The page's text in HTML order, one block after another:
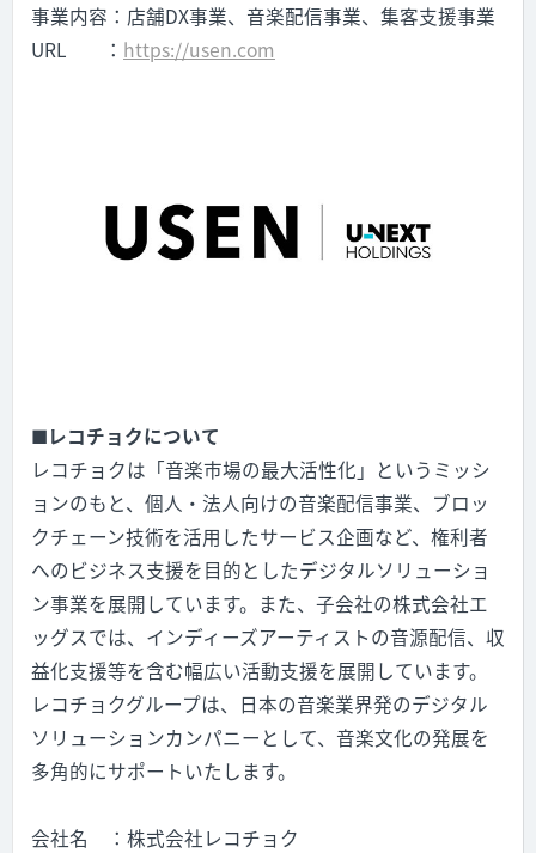
事業内容：店舗DX事業、音楽配信事業、集客支援事業
URL ： https://usen.com
■レコチョクについて
レコチョクは「音楽市場の最大活性化」というミッシ
ョンのもと、個人・法人向けの音楽配信事業、ブロッ
クチェーン技術を活用したサービス企画など、権利者
へのビジネス支援を目的としたデジタルソリューショ
ン事業を展開しています。また、子会社の株式会社エ
ッグスでは、インディーズアーティストの音源配信、収
益化支援等を含む幅広い活動支援を展開しています。
レコチョクグループは、日本の音楽業界発のデジタル
ソリューションカンパニーとして、音楽文化の発展を
多角的にサポートいたします。
会社名 ：株式会社レコチョク